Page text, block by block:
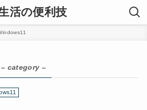
活の便利技
– category –